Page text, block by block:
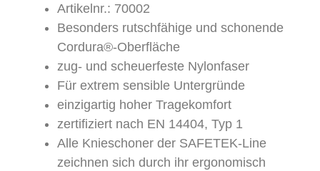
Artikelnr.: 70002
Besonders rutschfähige und schonende
Cordura®-Oberfläche
zug- und scheuerfeste Nylonfaser
Für extrem sensible Untergründe
einzigartig hoher Tragekomfort
zertifiziert nach EN 14404, Typ 1
Alle Knieschoner der SAFETEK-Line
zeichnen sich durch ihr ergonomisch